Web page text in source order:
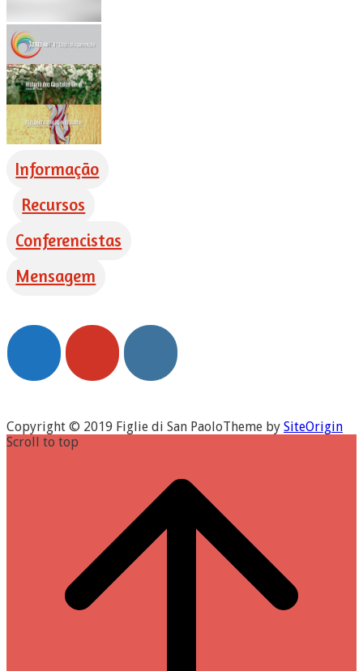
Informação
Recursos
Conferencistas
Mensagem
Copyright © 2019 Figlie di San PaoloTheme by SiteOrigin
Scroll to top